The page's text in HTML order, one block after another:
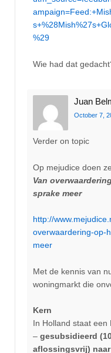
%29
Wie had dat
Juan
October 7,
Verder on topic
Op mejudice doen
Van
sprake meer
http://
overwaardering-op-
meer
Met de kennis van
woningmarkt die
Kern
In Holland staat een
– gesubsidieerd
aflossingsvrij) naar